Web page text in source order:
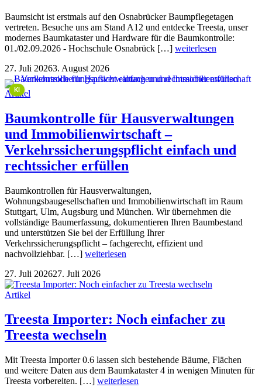
Baumsicht ist erstmals auf den Osnabrücker Baumpflegetagen
vertreten. Besuche uns am Stand A12 und entdecke Treesta, unser
modernes Baumkataster und Hardware für die Baumkontrolle:
01./02.09.2026 - Hochschule Osnabrück […] weiterlesen
27. Juli 20263. August 2026
This image is AI-generated or manipulated, disclosed under Article 50(4) of the EU AI Act.
KI
Artikel
Baumkontrolle für Hausverwaltungen
und Immobilienwirtschaft –
Verkehrssicherungspflicht einfach und
rechtssicher erfüllen
Baumkontrollen für Hausverwaltungen,
Wohnungsbaugesellschaften und Immobilienwirtschaft im Raum
Stuttgart, Ulm, Augsburg und München. Wir übernehmen die
vollständige Baumerfassung, dokumentieren Ihren Baumbestand
und unterstützen Sie bei der Erfüllung Ihrer
Verkehrssicherungspflicht – fachgerecht, effizient und
nachvollziehbar. […] weiterlesen
27. Juli 202627. Juli 2026
Artikel
Treesta Importer: Noch einfacher zu
Treesta wechseln
Mit Treesta Importer 0.6 lassen sich bestehende Bäume, Flächen
und weitere Daten aus dem Baumkataster 4 in wenigen Minuten für
Treesta vorbereiten. […] weiterlesen